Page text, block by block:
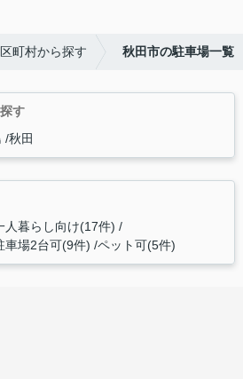
町村から探す 秋田市の駐車場一覧
す
秋田
人暮らし向け(17件)
車場2台可(9件) ペット可(5件)